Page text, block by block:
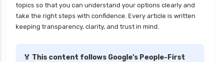
health insurance tirunelveli
health insurance top up plan comparison
health insurance udaipur
topics so that you can understand your options clearly and
take the right steps with confidence. Every article is written
keeping transparency, clarity, and trust in mind.
🏅 This content follows Google's People-First